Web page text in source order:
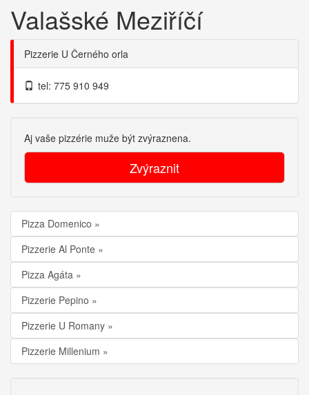
Valašské Meziříčí
Pizzerie U Černého orla
tel: 775 910 949
Aj vaše pizzérie muže být zvýraznena.
Zvýraznit
Pizza Domenico
Pizzerie Al Ponte
Pizza Agáta
Pizzerie Pepino
Pizzerie U Romany
Pizzerie Millenium